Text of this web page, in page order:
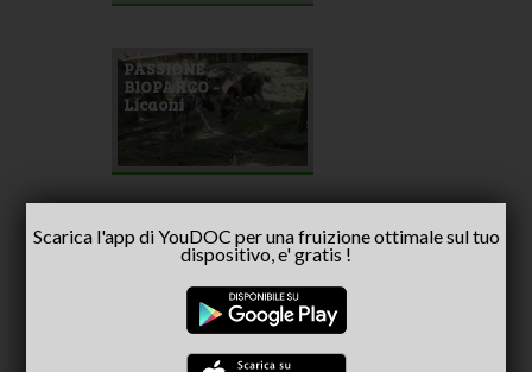
PASSIONE
BIOPARCO -
Licaoni
PASSIONE
BIOPARCO -
Lemure nero
Scarica l'app di YouDOC per una fruizione ottimale sul tuo
dispositivo, e' gratis !